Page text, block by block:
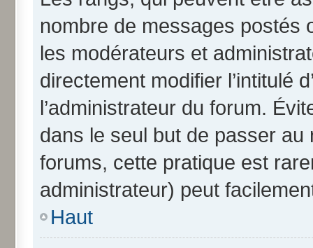
nombre de messages postés
les modérateurs et
directement modifier l’intitulé
l’administrateur du forum.
dans le seul but de passer
forums, cette pratique est
administrateur) peut
Haut